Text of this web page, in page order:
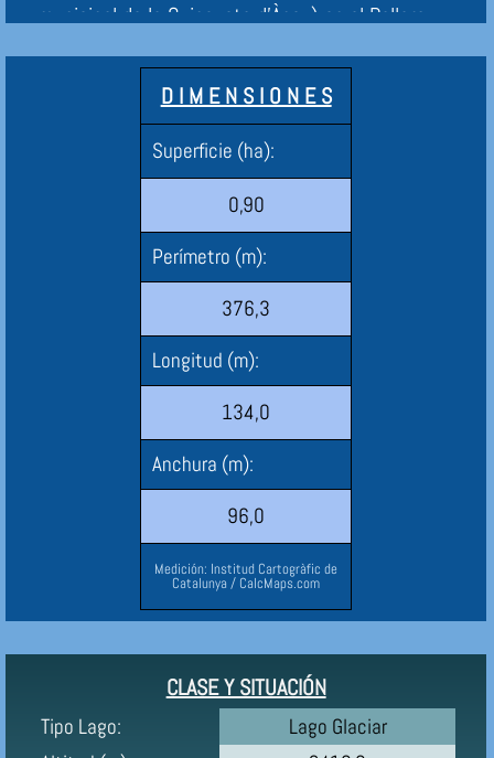
municipal de la Guingueta d'Àneu) en el Pallars
D I M E N S I O N E S
Superficie (ha):
0,90
Perímetro (m):
376,3
Longitud (m):
134,0
Anchura (m):
96,0
Medición: Institud Cartogràfic de
Catalunya / CalcMaps.com
CLASE Y SITUACIÓN
Tipo Lago:
Lago Glaciar